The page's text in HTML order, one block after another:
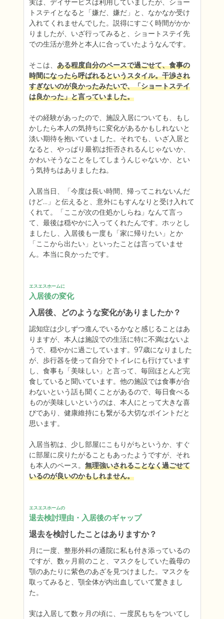
実は、デイサービスは利用していましたが、ショー
トステイとなると「嫌だ、嫌だ」と、なかなか受け
入れてくれませんでした。説得にすごく時間がかか
りましたが、いざ行ってみると、ショートステイ先
での生活が意外と本人に合っていたようなんです。
そこは、 ある程度自分のペースで過ごせて、食事の
時間になったら呼ばれるというスタイル。干渉され
すぎないのが良かったみたいで、「ショートステイ
は良かった」と言っていました。
その経験があったので、施設入居についても、もし
かしたら本人の気持ちに変化があるかもしれないと
淡い期待を抱いていました。それでも、いざ入居と
なると、やっぱり最初は拒否されるんじゃないか、
かわいそうなことをしてしまうんじゃないか、とい
う気持ちはありましたね。
入居当日、「今度は長い時間、帰ってこれないんだ
けど…」と伝えると、意外にもすんなりと受け入れて
くれて。「ここが次の住処かしらね」なんて言っ
て、最後は穏やかに入ってくれたんです。ホッとし
ましたし、入居後も一度も「家に帰りたい」とか
「ここから出たい」といったことは言っていませ
ん。本当に良かったです。
エスエスホームに
入居後の変化
入居後、どのような変化がありましたか？
認知症は少しずつ進んでいるかなと感じることはあ
りますが、本人は施設での生活に特に不満はないよ
うで、穏やかに過ごしています。97歳になりました
が、歩行器を使って自分でトイレにも行けています
し、食事も「美味しい」と言って、毎回ほとんど完
食していると聞いています。他の施設では食事が合
わないという話も聞くことがあるので、毎日食べる
ものが美味しいというのは、本人にとって大きな喜
びであり、健康維持にも繋がる大切なポイントだと
思います。
入居当初は、少し部屋にこもりがちというか、すぐ
に部屋に戻りたがることもあったようですが、それ
も本人のペース。 無理強いされることなく過ごせて
いるのが良いのかもしれません。
エスエスホームの
退去検討理由・入居後のギャップ
退去を検討したことはありますか？
月に一度、整形外科の通院に私も付き添っているの
ですが、数ヶ月前のこと、マスクをしていた義母の
顎のあたりに紫色のあざを見つけました。マスクを
取ってみると、顎全体が内出血していて驚きまし
た。
実は入居して数ヶ月の頃に、一度尻もちをついてし